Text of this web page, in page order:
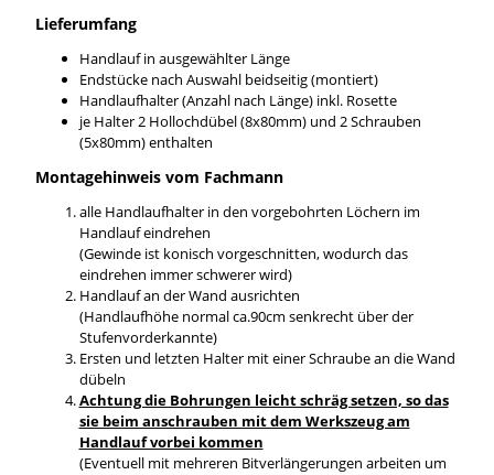
Lieferumfang
Handlauf in ausgewählter Länge
Endstücke nach Auswahl beidseitig (montiert)
Handlaufhalter (Anzahl nach Länge) inkl. Rosette
je Halter 2 Hollochdübel (8x80mm) und 2 Schrauben
(5x80mm) enthalten
Montagehinweis vom Fachmann
alle Handlaufhalter in den vorgebohrten Löchern im
Handlauf eindrehen
(Gewinde ist konisch vorgeschnitten, wodurch das
eindrehen immer schwerer wird)
Handlauf an der Wand ausrichten
(Handlaufhöhe normal ca.90cm senkrecht über der
Stufenvorderkannte)
Ersten und letzten Halter mit einer Schraube an die Wand
dübeln
Achtung die Bohrungen leicht schräg setzen, so das
sie beim anschrauben mit dem Werkszeug am
Handlauf vorbei kommen
(Eventuell mit mehreren Bitverlängerungen arbeiten um